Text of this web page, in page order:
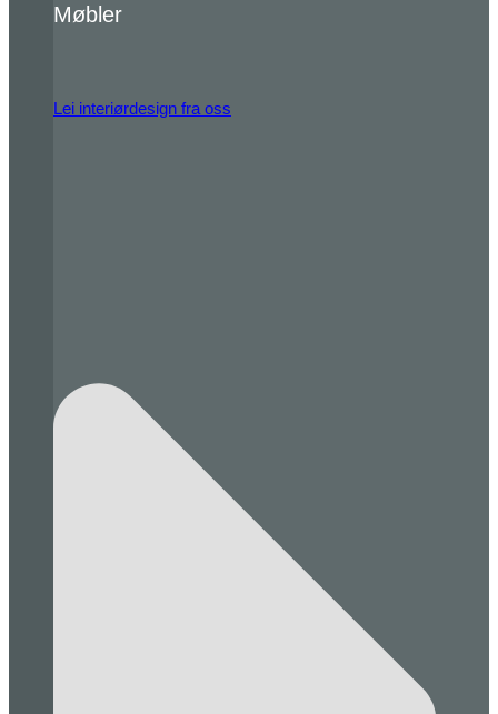
Møbler
Lei interiørdesign fra oss